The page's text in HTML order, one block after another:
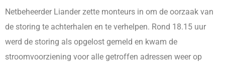
Netbeheerder Liander zette monteurs in om de oorzaak van
de storing te achterhalen en te verhelpen. Rond 18.15 uur
werd de storing als opgelost gemeld en kwam de
stroomvoorziening voor alle getroffen adressen weer op